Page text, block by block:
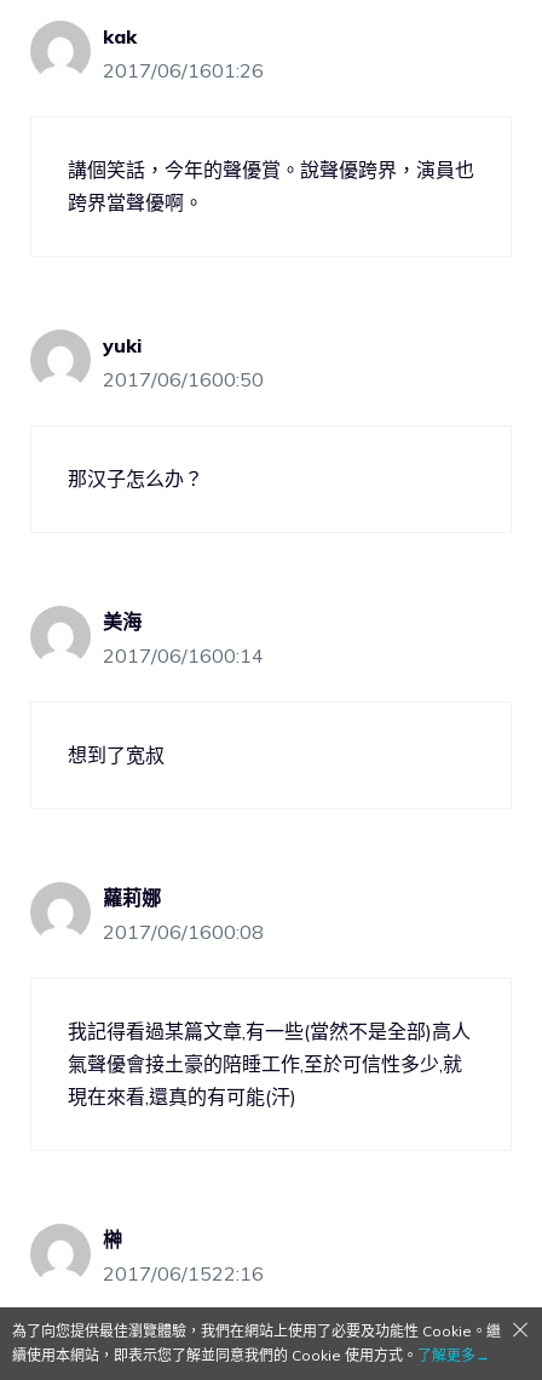
kak
2017/06/1601:26
講個笑話，今年的聲優賞。說聲優跨界，演員也
跨界當聲優啊。
yuki
2017/06/1600:50
那汉子怎么办？
美海
2017/06/1600:14
想到了宽叔
蘿莉娜
2017/06/1600:08
我記得看過某篇文章,有一些(當然不是全部)高人
氣聲優會接土豪的陪睡工作,至於可信性多少,就
現在來看,還真的有可能(汗)
榊
2017/06/1522:16
為了向您提供最佳瀏覽體驗，我們在網站上使用了必要及功能性 Cookie。繼
續使用本網站，即表示您了解並同意我們的 Cookie 使用方式。 了解更多→